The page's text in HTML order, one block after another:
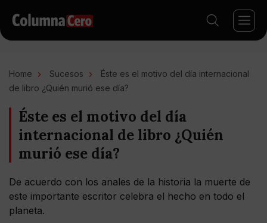
Home Sucesos
Éste es el motivo del día internacional
de libro ¿Quién murió ese día?
Éste es el motivo del día
internacional de libro ¿Quién
murió ese día?
De acuerdo con los anales de la historia la muerte de
este importante escritor celebra el hecho en todo el
planeta.